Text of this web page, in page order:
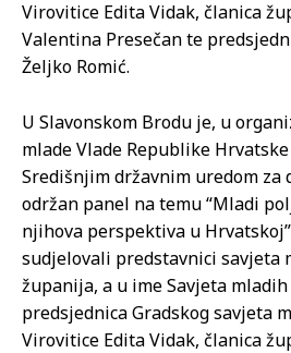
Virovitice Edita Vidak, članica
Valentina Presečan te
Željko Romić.
U Slavonskom Brodu je, u
mlade Vlade Republike
Središnjim državnim uredom za
održan panel na temu “Mladi
njihova perspektiva u
sudjelovali predstavnici savjeta
županija, a u ime Savjeta
predsjednica Gradskog savjeta
Virovitice Edita Vidak, članica